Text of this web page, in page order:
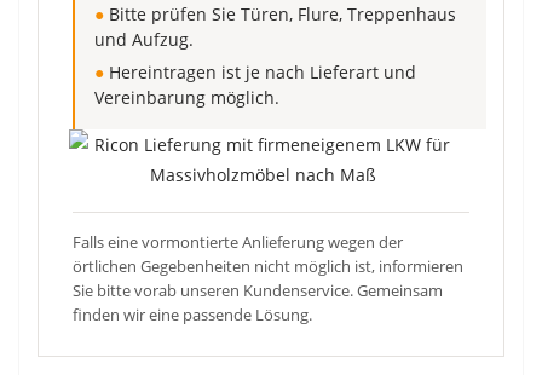
● Bitte prüfen Sie Türen, Flure, Treppenhaus
und Aufzug.
● Hereintragen ist je nach Lieferart und
Vereinbarung möglich.
Falls eine vormontierte Anlieferung wegen der
örtlichen Gegebenheiten nicht möglich ist, informieren
Sie bitte vorab unseren Kundenservice. Gemeinsam
finden wir eine passende Lösung.